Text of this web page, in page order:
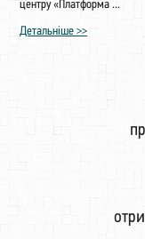
центру «Платформа ...
Детальніше >>